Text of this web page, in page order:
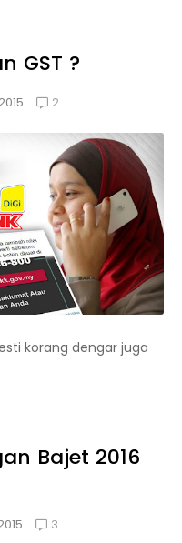
GST ?
2
korang dengar juga
Bajet 2016
3